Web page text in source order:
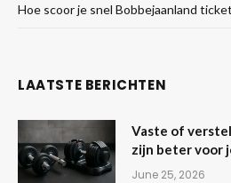
Hoe scoor je snel Bobbejaanland
LAATSTE BERICHTEN
Vaste of
zijn beter voor
June 25, 2026